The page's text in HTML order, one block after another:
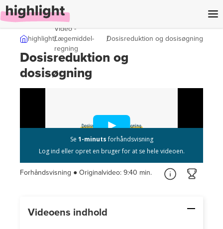
highlight
Video -
Lægemiddel­
regning
Dosisreduktion og dosisøgning
Dosisreduktion og
dosisøgning
Forhåndsvisning ● Originalvideo:9:40 min.
Videoens indhold